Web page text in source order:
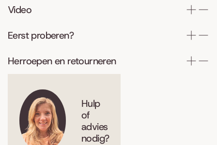
Video
Eerst proberen?
Herroepen en retourneren
Hulp
of
advies
nodig?